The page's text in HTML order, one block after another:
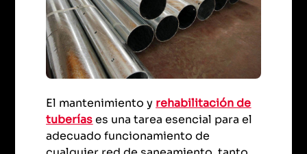
El mantenimiento y rehabilitación de
tuberíases una tarea esencial para el
adecuado funcionamiento de